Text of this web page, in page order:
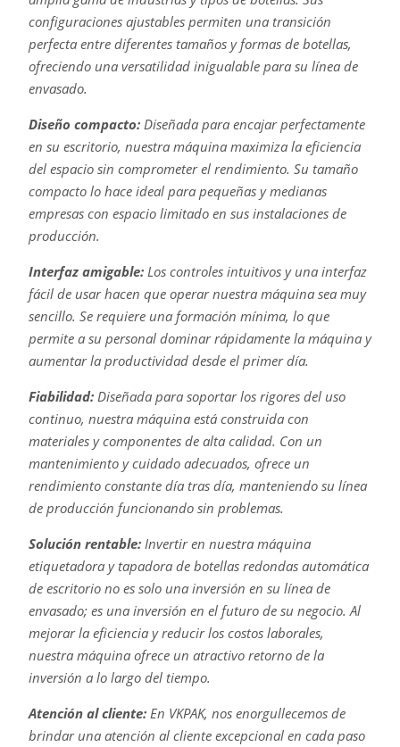
configuraciones ajustables permiten una transición
perfecta entre diferentes tamaños y formas de botellas,
ofreciendo una versatilidad inigualable para su línea de
envasado.
Diseño compacto:Diseñada para encajar perfectamente
en su escritorio, nuestra máquina maximiza la eficiencia
del espacio sin comprometer el rendimiento. Su tamaño
compacto lo hace ideal para pequeñas y medianas
empresas con espacio limitado en sus instalaciones de
producción.
Interfaz amigable:Los controles intuitivos y una interfaz
fácil de usar hacen que operar nuestra máquina sea muy
sencillo. Se requiere una formación mínima, lo que
permite a su personal dominar rápidamente la máquina y
aumentar la productividad desde el primer día.
Fiabilidad:Diseñada para soportar los rigores del uso
continuo, nuestra máquina está construida con
materiales y componentes de alta calidad. Con un
mantenimiento y cuidado adecuados, ofrece un
rendimiento constante día tras día, manteniendo su línea
de producción funcionando sin problemas.
Solución rentable:Invertir en nuestra máquina
etiquetadora y tapadora de botellas redondas automática
de escritorio no es solo una inversión en su línea de
envasado; es una inversión en el futuro de su negocio. Al
mejorar la eficiencia y reducir los costos laborales,
nuestra máquina ofrece un atractivo retorno de la
inversión a lo largo del tiempo.
Atención al cliente:En VKPAK, nos enorgullecemos de
brindar una atención al cliente excepcional en cada paso